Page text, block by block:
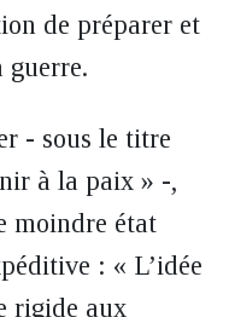
de préparer et
guerre.
- sous le titre
à la paix » -,
moindre état
: « L’idée
rigide aux